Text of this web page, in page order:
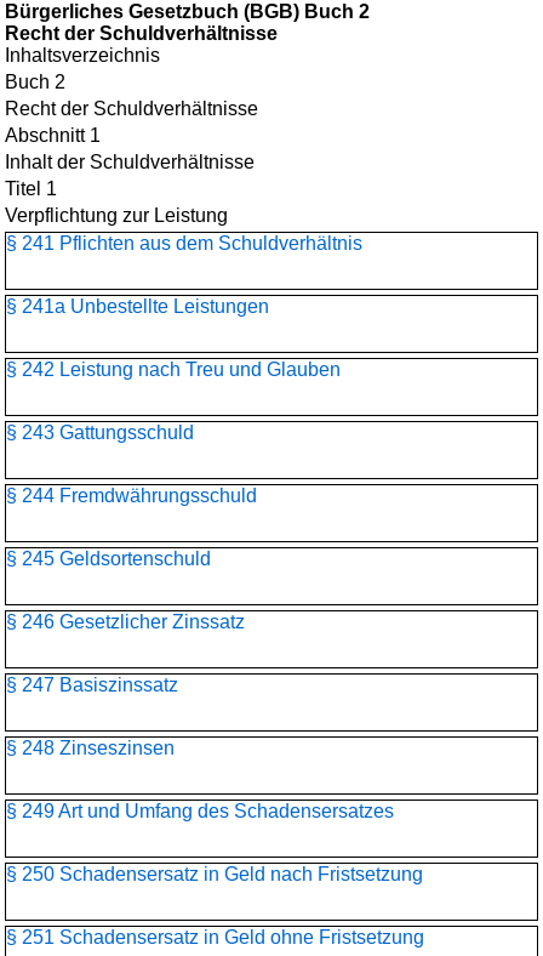
Bürgerliches Gesetzbuch (BGB) Buch 2
Recht der Schuldverhältnisse
Inhaltsverzeichnis
Buch 2
Recht der Schuldverhältnisse
Abschnitt 1
Inhalt der Schuldverhältnisse
Titel 1
Verpflichtung zur Leistung
§ 241 Pflichten aus dem Schuldverhältnis
§ 241a Unbestellte Leistungen
§ 242 Leistung nach Treu und Glauben
§ 243 Gattungsschuld
§ 244 Fremdwährungsschuld
§ 245 Geldsortenschuld
§ 246 Gesetzlicher Zinssatz
§ 247 Basiszinssatz
§ 248 Zinseszinsen
§ 249 Art und Umfang des Schadensersatzes
§ 250 Schadensersatz in Geld nach Fristsetzung
§ 251 Schadensersatz in Geld ohne Fristsetzung